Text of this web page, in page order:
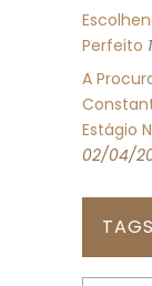
Perfeito
A
Estágio
02/04/
TAGS